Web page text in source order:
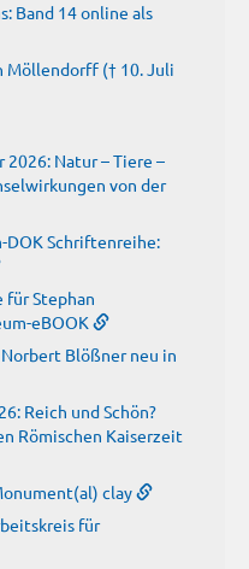
Band 14 online als
Möllendorff († 10. Juli
2026: Natur – Tiere –
von der
DOK Schriftenreihe:
für Stephan
eBOOK
Blößner neu in
Reich und Schön?
Römischen Kaiserzeit
clay
für